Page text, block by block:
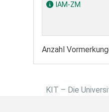
IAM-ZM
Anzahl
KIT – Die